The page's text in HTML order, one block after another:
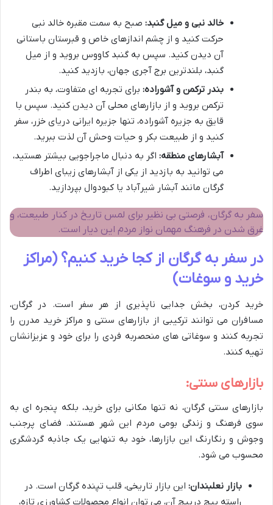
خالد نبی و میل گنبد: صبح به سمت مقبره خالد نبی
حرکت کنید و از چشم اندازهای خاص و قبرستان باستانی
آن دیدن کنید. سپس به گنبد کاووس بروید و از میل
گنبد، بلندترین برج آجری جهان، بازدید کنید.
بندر ترکمن و آشوراده: برای تجربه ای متفاوت، به بندر
ترکمن بروید و از بازارهای محلی آن دیدن کنید. سپس با
قایق به جزیره آشوراده، تنها جزیره ایرانی دریای خزر، سفر
کنید و از طبیعت بکر و حیات وحش آن لذت ببرید.
آبشارهای منطقه: اگر به دنبال ماجراجویی بیشتر هستید،
می توانید به بازدید از یکی از آبشارهای زیبای اطراف
گرگان مانند آبشار شیرآباد یا کبودوال بپردازید.
سفر به گرگان، فرصتی بی نظیر برای لمس تاریخ در کنار طبیعت، و
غرق شدن در فرهنگ مهمان نواز مردم این دیار است.
در سفر به گرگان از کجا خرید کنیم؟ (مراکز
خرید و سوغات)
خرید کردن، بخش جدایی ناپذیری از هر سفر است. در گرگان،
مسافران می توانند ترکیبی از بازارهای سنتی و مراکز خرید مدرن را
تجربه کنند و سوغاتی های منحصربه فردی را برای خود و عزیزانشان
تهیه کنند.
بازارهای سنتی:
بازارهای سنتی گرگان، نه تنها مکانی برای خرید، بلکه پنجره ای به
سوی فرهنگ و زندگی بومی مردم این شهر هستند. فضای پرجنب
وجوش و رنگارنگ این بازارها، خود به تنهایی یک جاذبه گردشگری
محسوب می شود.
بازار نعلبندان: این بازار تاریخی، قلب تپنده گرگان است. در
راسته پیچ درپیچ آن، می توان انواع محصولات کشاورزی تازه،